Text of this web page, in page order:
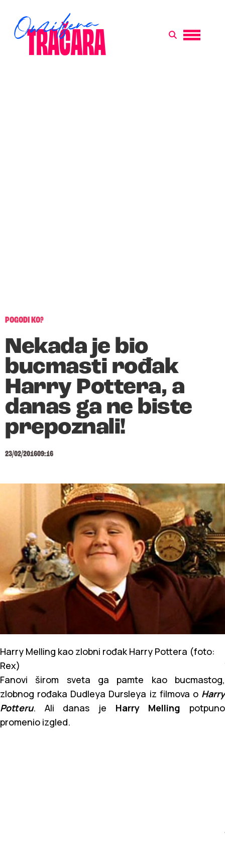
POGODI KO?
Nekada je bio
bucmasti rođak
Harry Pottera, a
danas ga ne biste
prepoznali!
23/02/201609:16
Harry Melling kao zlobni rođak Harry Pottera (foto:
Rex)
Fanovi širom sveta ga pamte kao bucmastog,
zlobnog rođaka Dudleya Dursleya iz filmova o Harry
Potteru. Ali danas je Harry Melling potpuno
promenio izgled.